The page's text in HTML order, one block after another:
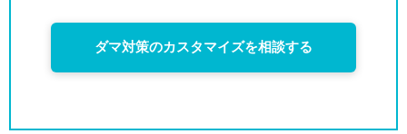
ダマ対策のカスタマイズを相談する